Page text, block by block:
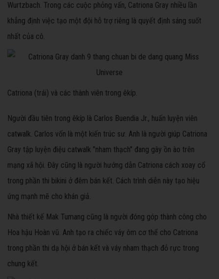
Wurtzbach. Trong các cuộc phỏng vấn, Catriona Gray nhiều lần
khẳng định việc tạo một đội hỗ trợ riêng là quyết định sáng suốt
nhất của cô.
Catriona (trái) và các thành viên trong êkíp.
Người đầu tiên trong êkíp là Carlos Buendia Jr., huấn luyện viên
catwalk. Carlos vốn là một kiến trúc sư. Anh là người giúp Catriona
Gray tập luyện điệu catwalk "nham thạch" đang gây ồn ào trên
mạng xã hội. Đây cũng là người hướng dẫn Catriona cách xoay cổ
trong phần thi bikini ở đêm bán kết. Cách trình diễn này tạo hiệu
ứng mạnh mẽ cho khán giả.
Nhà thiết kế Mak Tumang cũng là người đóng góp thành công cho
Hoa hậu Hoàn vũ. Anh tạo ra chiếc váy ôm cơ thể cho Catriona
trong phần thi dạ hội ở bán kết và váy nham thạch đỏ rực trong
chung kết.